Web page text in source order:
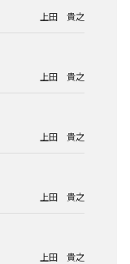
上田 貴之
上田 貴之
上田 貴之
上田 貴之
上田 貴之